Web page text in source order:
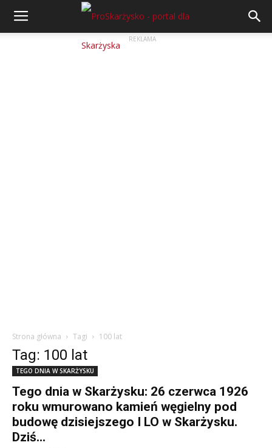
REKLAMA
Strona główna Tagi 100 lat
Tag: 100 lat
TEGO DNIA W SKARŻYSKU
Tego dnia w Skarżysku: 26 czerwca 1926
roku wmurowano kamień węgielny pod
budowę dzisiejszego I LO w Skarżysku.
Dziś...